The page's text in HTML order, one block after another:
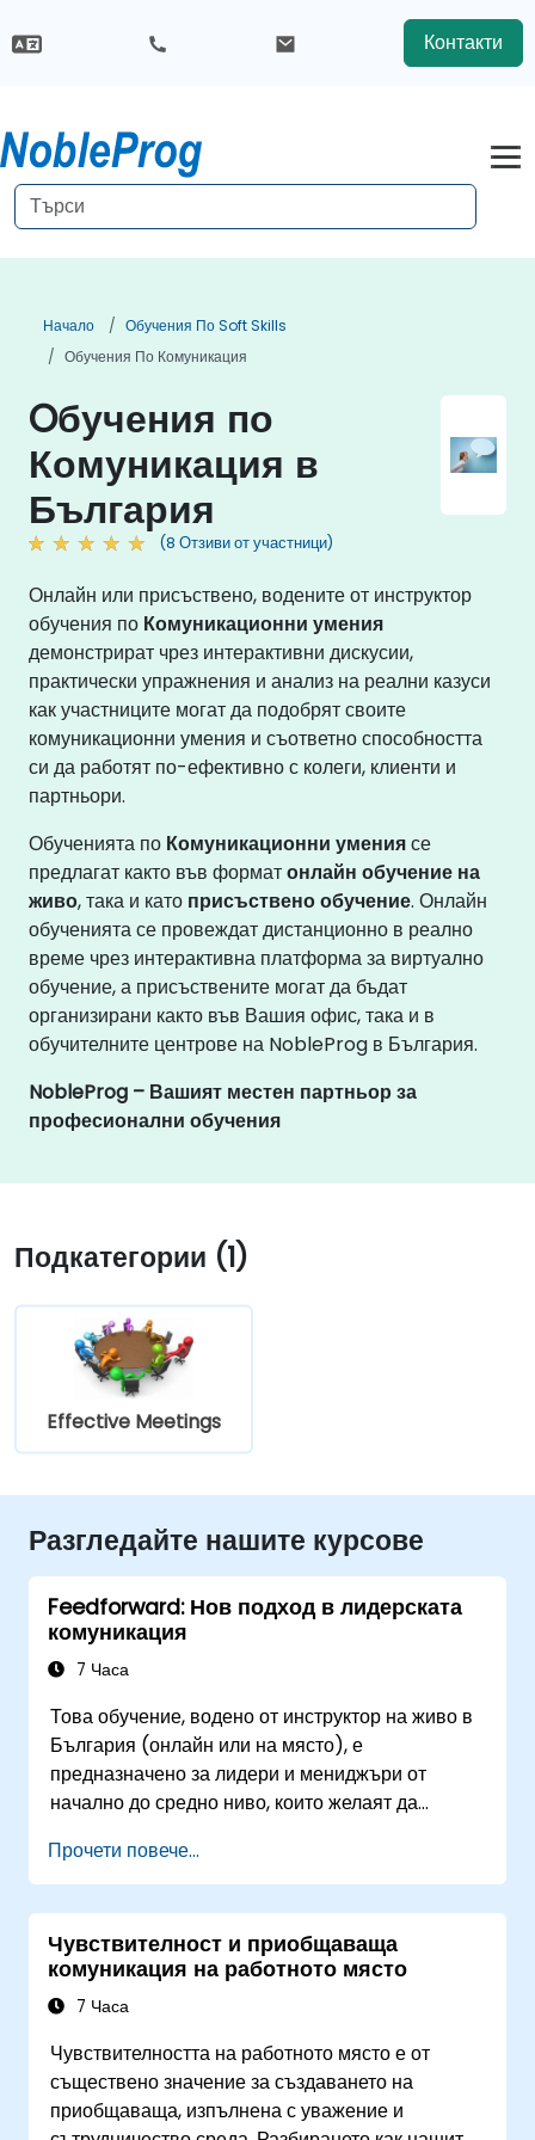
Контакти
Начало
Обучения По Soft Skills
Обучения По Комуникация
Oбучения по
Комуникация в
България
(8 Отзиви от участници)
Онлайн или присъствено, водените от инструктор
обучения по Комуникационни умения
демонстрират чрез интерактивни дискусии,
практически упражнения и анализ на реални казуси
как участниците могат да подобрят своите
комуникационни умения и съответно способността
си да работят по-ефективно с колеги, клиенти и
партньори.
Обученията по Комуникационни умениясе
предлагат както във форматонлайн обучение на
живо, така и като присъствено обучение. Онлайн
обученията се провеждат дистанционно в реално
време чрез интерактивна платформа за виртуално
обучение, а присъствените могат да бъдат
организирани както във Вашия офис, така и в
обучителните центрове на NobleProg в България.
NobleProg – Вашият местен партньор за
професионални обучения
Подкатегории (1)
Effective Meetings
Разгледайте нашите курсове
Feedforward: Нов подход в лидерската
комуникация
7 Часа
Това обучение, водено от инструктор на живо в
България (онлайн или на място), е
предназначено за лидери и мениджъри от
начално до средно ниво, които желаят да
подобрят ангажираността на екипа, коучинга и
разговорите за представяне.
Прочети повече...
Чувствителност и приобщаваща
комуникация на работното място
7 Часа
Чувствителността на работното място е от
съществено значение за създаването на
приобщаваща, изпълнена с уважение и